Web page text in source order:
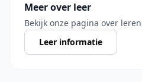
Meer over leer
Bekijk onze pagina over
Leer informatie